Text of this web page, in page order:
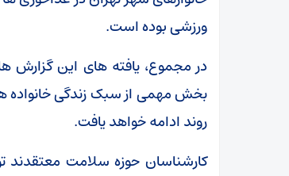
ورزشی بوده است.
در مجموع، یافته های این
بخش مهمی از سبک زندگی خانواده
روند ادامه خواهد یافت.
کارشناسان حوزه سلامت